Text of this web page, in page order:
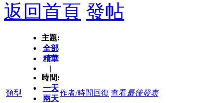
返回首頁 發帖
類型
主題:
全部
精華
|
時間:
一天
兩天
作者/時間 回復 查看最後發表